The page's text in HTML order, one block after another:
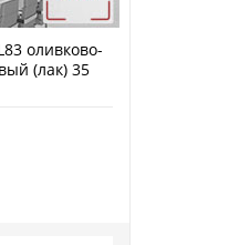
оливково-
(лак) 35